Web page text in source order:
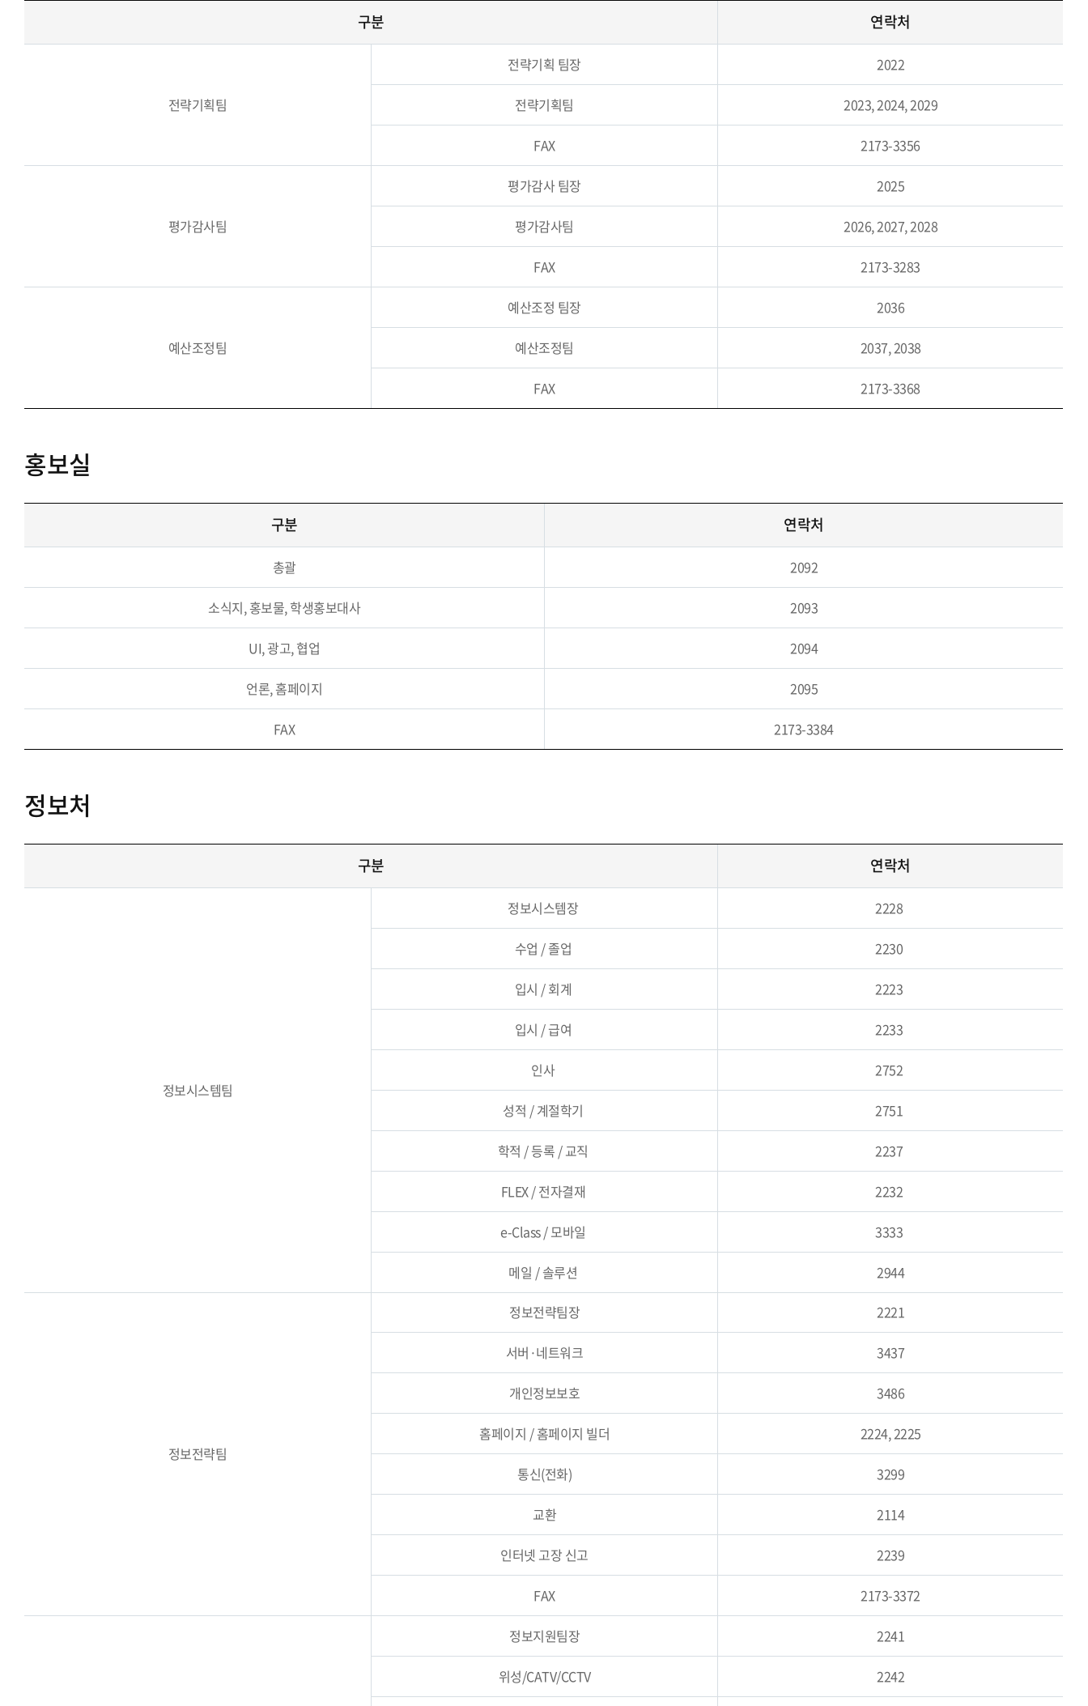
구분 연락처
전략기획팀
전략기획 팀장 2022
전략기획팀 2023, 2024, 2029
FAX 2173-3356
평가감사팀
평가감사 팀장 2025
평가감사팀 2026, 2027, 2028
FAX 2173-3283
예산조정팀
예산조정 팀장 2036
예산조정팀 2037, 2038
FAX 2173-3368
홍보실
구분 연락처
총괄 2092
소식지, 홍보물, 학생홍보대사 2093
UI, 광고, 협업 2094
언론, 홈페이지 2095
FAX 2173-3384
정보처
구분 연락처
정보시스템팀
정보시스템장 2228
수업 / 졸업 2230
입시 / 회계 2223
입시 / 급여 2233
인사 2752
성적 / 계절학기 2751
학적 / 등록 / 교직 2237
FLEX / 전자결재 2232
e-Class / 모바일 3333
메일 / 솔루션 2944
정보전략팀
정보전략팀장 2221
서버·네트워크 3437
개인정보보호 3486
홈페이지 / 홈페이지 빌더 2224, 2225
통신(전화) 3299
교환 2114
인터넷 고장 신고 2239
FAX 2173-3372
정보지원팀장 2241
위성/CATV/CCTV 2242